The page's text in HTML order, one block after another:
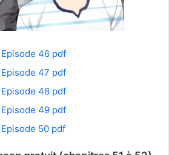
Episode 46 pdf
Episode 47 pdf
Episode 48 pdf
Episode 49 pdf
Episode 50 pdf